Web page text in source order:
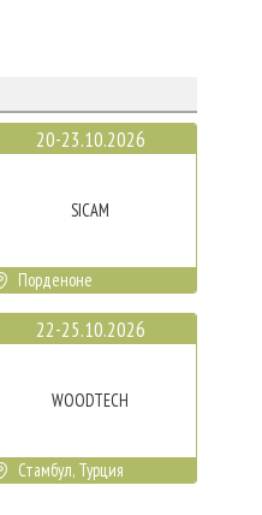
20-23.10.2026
SICAM
Порденоне
22-25.10.2026
WOODTECH
Стамбул, Турция